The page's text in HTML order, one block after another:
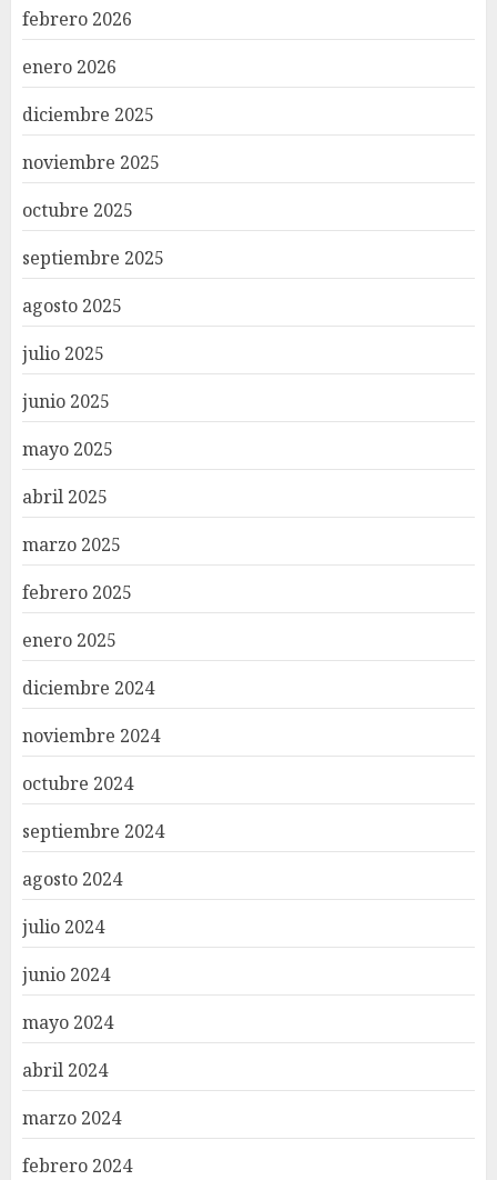
febrero 2026
enero 2026
diciembre 2025
noviembre 2025
octubre 2025
septiembre 2025
agosto 2025
julio 2025
junio 2025
mayo 2025
abril 2025
marzo 2025
febrero 2025
enero 2025
diciembre 2024
noviembre 2024
octubre 2024
septiembre 2024
agosto 2024
julio 2024
junio 2024
mayo 2024
abril 2024
marzo 2024
febrero 2024